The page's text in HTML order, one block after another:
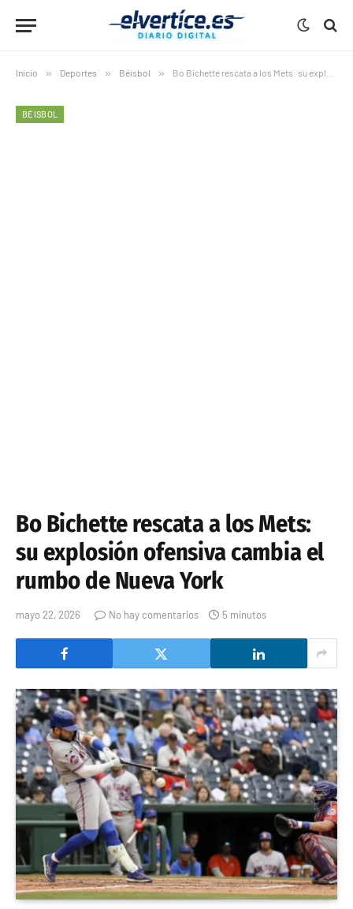
Inicio » Deportes » Béisbol » Bo Bichette rescata a los Mets: su explosión ofensiva cambia el rumbo de Nueva York
BÉISBOL
Bo Bichette rescata a los Mets:
su explosión ofensiva cambia el
rumbo de Nueva York
mayo 22, 2026 No hay comentarios 5 minutos